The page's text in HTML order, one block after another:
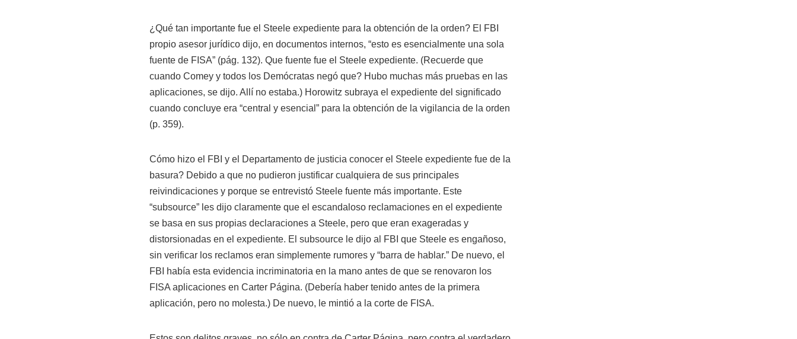
¿Qué tan importante fue el Steele expediente para la obtención de la orden? El FBI
propio asesor jurídico dijo, en documentos internos, “esto es esencialmente una sola
fuente de FISA” (pág. 132). Que fuente fue el Steele expediente. (Recuerde que
cuando Comey y todos los Demócratas negó que? Hubo muchas más pruebas en las
aplicaciones, se dijo. Allí no estaba.) Horowitz subraya el expediente del significado
cuando concluye era “central y esencial” para la obtención de la vigilancia de la orden
(p. 359).
Cómo hizo el FBI y el Departamento de justicia conocer el Steele expediente fue de la
basura? Debido a que no pudieron justificar cualquiera de sus principales
reivindicaciones y porque se entrevistó Steele fuente más importante. Este
“subsource” les dijo claramente que el escandaloso reclamaciones en el expediente
se basa en sus propias declaraciones a Steele, pero que eran exageradas y
distorsionadas en el expediente. El subsource le dijo al FBI que Steele es engañoso,
sin verificar los reclamos eran simplemente rumores y “barra de hablar.” De nuevo, el
FBI había esta evidencia incriminatoria en la mano antes de que se renovaron los
FISA aplicaciones en Carter Página. (Debería haber tenido antes de la primera
aplicación, pero no molesta.) De nuevo, le mintió a la corte de FISA.